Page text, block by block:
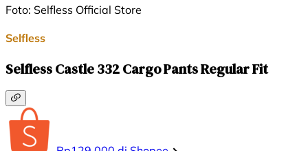
Foto: Selfless Official Store
Selfless
Selfless Castle 332 Cargo Pants Regular Fit